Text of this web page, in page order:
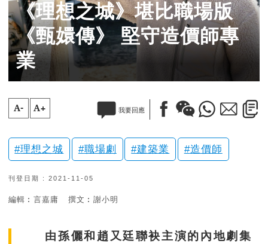
《理想之城》堪比職場版
《甄嬛傳》 堅守造價師專
業
A- A+ 我要回應
理想之城 職場劇 建築業 造價師
刊登日期 : 2021-11-05
編輯︰言嘉庸 撰文︰謝小明
由孫儷和趙又廷聯袂主演的內地劇集